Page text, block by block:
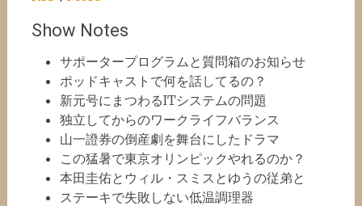
Show Notes
サポータープログラムと質問箱のお知らせ
ポッドキャストで何を話してるの？
新元号にまつわるITシステムの問題
独立してからのワークライフバランス
山一證券の倒産劇を舞台にしたドラマ
この猛暑で東京オリンピックやれるのか？
本田圭佑とウィル・スミスとゆうの従弟と
ステーキで失敗しない低温調理器